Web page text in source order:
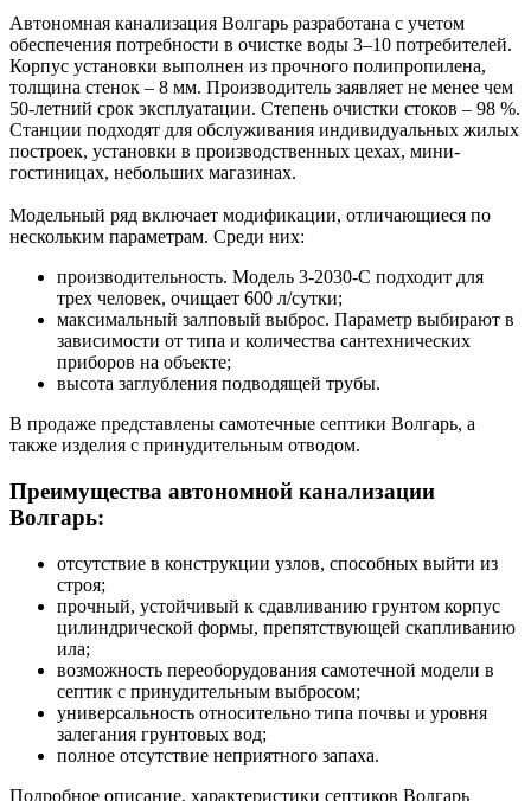
Автономная канализация Волгарь разработана с учетом
обеспечения потребности в очистке воды 3–10 потребителей.
Корпус установки выполнен из прочного полипропилена,
толщина стенок – 8 мм. Производитель заявляет не менее чем
50-летний срок эксплуатации. Степень очистки стоков – 98 %.
Станции подходят для обслуживания индивидуальных жилых
построек, установки в производственных цехах, мини-
гостиницах, небольших магазинах.
Модельный ряд включает модификации, отличающиеся по
нескольким параметрам. Среди них:
производительность. Модель 3-2030-С подходит для
трех человек, очищает 600 л/сутки;
максимальный залповый выброс. Параметр выбирают в
зависимости от типа и количества сантехнических
приборов на объекте;
высота заглубления подводящей трубы.
В продаже представлены самотечные септики Волгарь, а
также изделия с принудительным отводом.
Преимущества автономной канализации
Волгарь:
отсутствие в конструкции узлов, способных выйти из
строя;
прочный, устойчивый к сдавливанию грунтом корпус
цилиндрической формы, препятствующей скапливанию
ила;
возможность переоборудования самотечной модели в
септик с принудительным выбросом;
универсальность относительно типа почвы и уровня
залегания грунтовых вод;
полное отсутствие неприятного запаха.
Подробное описание, характеристики септиков Волгарь